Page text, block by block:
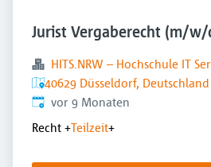
Jurist Vergaberecht (m/
HITS.NRW – Hochschule IT
40629 Düsseldorf, Deutschland
Veröffentlicht:
vor 9 Monaten
Recht +Teilzeit+